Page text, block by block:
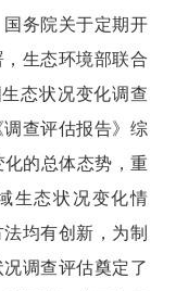
务院关于定期开
生态环境部联合
态状况变化调查
查评估报告》综
的总体态势，重
生态状况变化情
均有创新，为制
调查评估奠定了